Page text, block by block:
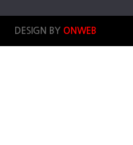
DESIGN BY ONWEB